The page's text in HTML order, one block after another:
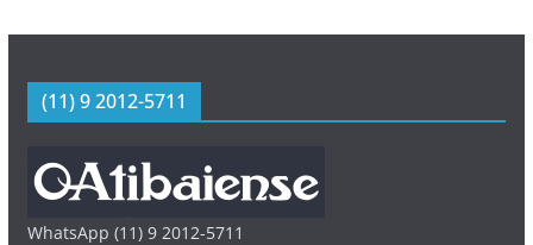
(11) 9 2012-5711
WhatsApp (11) 9 2012-5711